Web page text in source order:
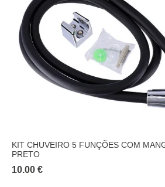
KIT CHUVEIRO 5 FUNÇÕES COM
PRETO
10.00 €